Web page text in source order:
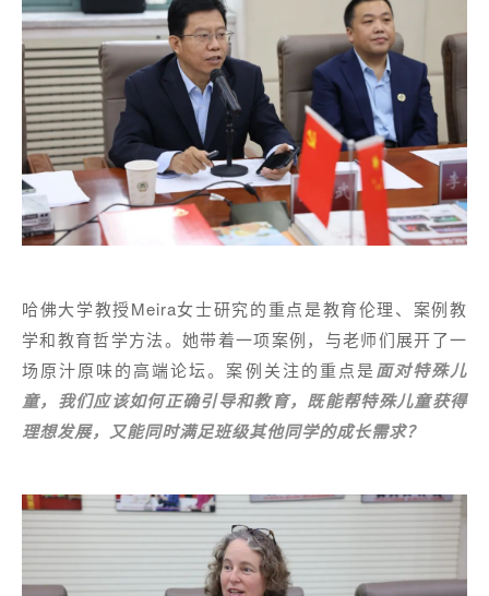
哈佛大学教授Meira女士研究的重点是教育伦理、案例教
学和教育哲学方法。她带着一项案例，与老师们展开了一
场原汁原味的高端论坛。案例关注的重点是面对特殊儿
童，我们应该如何正确引导和教育，既能帮特殊儿童获得
理想发展，又能同时满足班级其他同学的成长需求？